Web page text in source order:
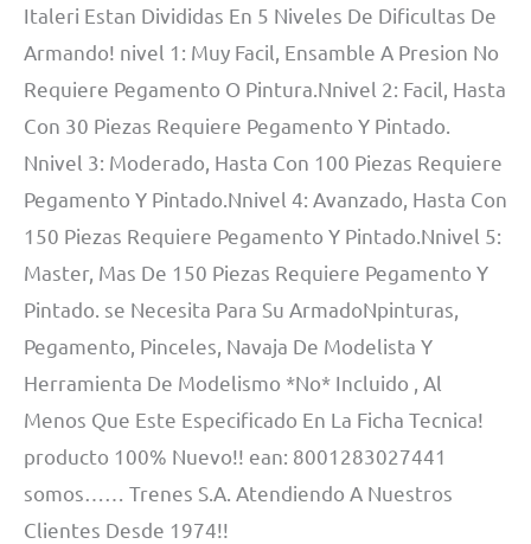
Italeri Estan Divididas En 5 Niveles De Dificultas De
Armando! nivel 1: Muy Facil, Ensamble A Presion No
Requiere Pegamento O Pintura.Nnivel 2: Facil, Hasta
Con 30 Piezas Requiere Pegamento Y Pintado.
Nnivel 3: Moderado, Hasta Con 100 Piezas Requiere
Pegamento Y Pintado.Nnivel 4: Avanzado, Hasta Con
150 Piezas Requiere Pegamento Y Pintado.Nnivel 5:
Master, Mas De 150 Piezas Requiere Pegamento Y
Pintado. se Necesita Para Su ArmadoNpinturas,
Pegamento, Pinceles, Navaja De Modelista Y
Herramienta De Modelismo *No* Incluido , Al
Menos Que Este Especificado En La Ficha Tecnica!
producto 100% Nuevo!! ean: 8001283027441
somos…… Trenes S.A. Atendiendo A Nuestros
Clientes Desde 1974!!